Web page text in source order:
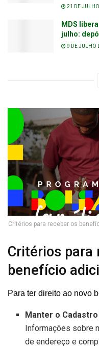
21 DE
MDS
julho:
9 DE JULHO
Critérios para receber os
Critérios para
benefício
Para ter direito ao novo
Manter o
Informações sobre
de endereço e